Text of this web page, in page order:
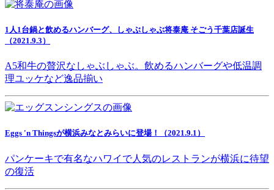
1人1台鍋と飲めるハンバーグ、しゃぶしゃぶ将泰庵 そごう千葉店誕生
（2021.9.3）
A5和牛の贅沢なしゃぶしゃぶ。飲めるハンバーグや低温調
理ユッケなど逸品揃い
Eggs 'n Thingsが横浜みなとみらいに登場！（2021.9.1）
パンケーキで有名なハワイで人気のレストランが横浜に待望
の復活